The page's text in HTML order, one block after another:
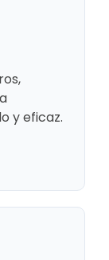
y eficaz.